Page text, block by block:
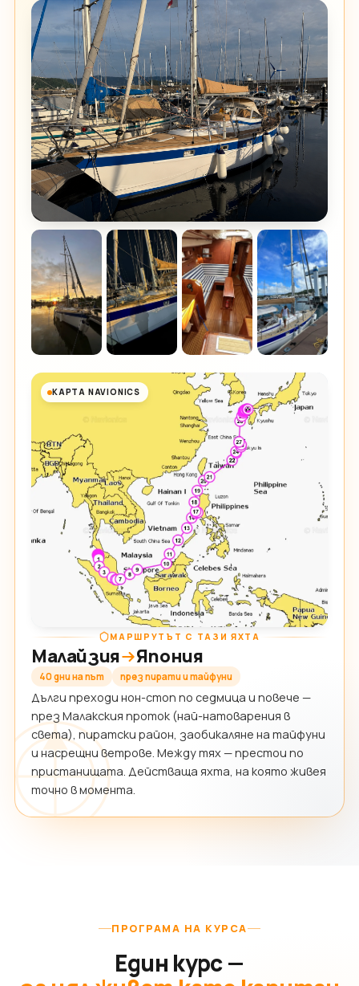
КАРТА NAVIONICS
МАРШРУТЪТ С ТАЗИ ЯХТА
Малайзия Япония
40 дни на път през пирати и тайфуни
Дълги преходи нон-стоп по седмица и повече —
през Малакския проток (най-натоварения в
света), пиратски район, заобикаляне на тайфуни
и насрещни ветрове. Между тях — престои по
пристанищата. Действаща яхта, на която живея
точно в момента.
ПРОГРАМА НА КУРСА
Един курс —